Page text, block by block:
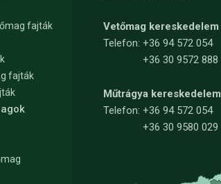
fajták
fajták
Vetőmag kereskedelem
Telefon: +36 94 572 054
+36 30 9572 888
Műtrágya kereskedelem
Telefon: +36 94 572 054
+36 30 9580 029